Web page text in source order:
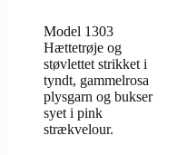
Model 1303
Hættetrøje og
støvlettet strikket i
tyndt, gammelrosa
plysgarn og bukser
syet i pink
strækvelour.